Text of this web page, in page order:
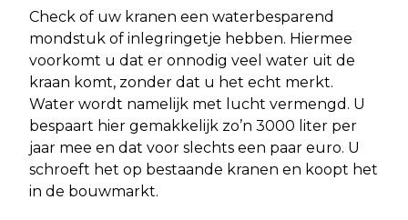
Check of uw kranen een waterbesparend
mondstuk of inlegringetje hebben. Hiermee
voorkomt u dat er onnodig veel water uit de
kraan komt, zonder dat u het echt merkt.
Water wordt namelijk met lucht vermengd. U
bespaart hier gemakkelijk zo’n 3000 liter per
jaar mee en dat voor slechts een paar euro. U
schroeft het op bestaande kranen en koopt het
in de bouwmarkt.